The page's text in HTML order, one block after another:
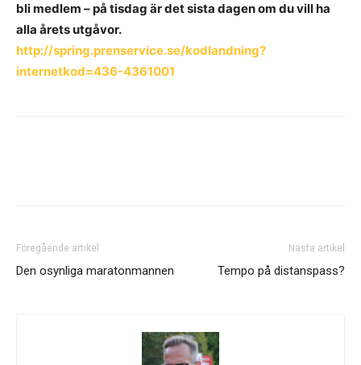
bli medlem – på tisdag är det sista dagen om du vill ha
alla årets utgåvor.
http://spring.prenservice.se/kodlandning?
internetkod=436-4361001
Föregående artikel
Den osynliga maratonmannen
Nästa artikel
Tempo på distanspass?